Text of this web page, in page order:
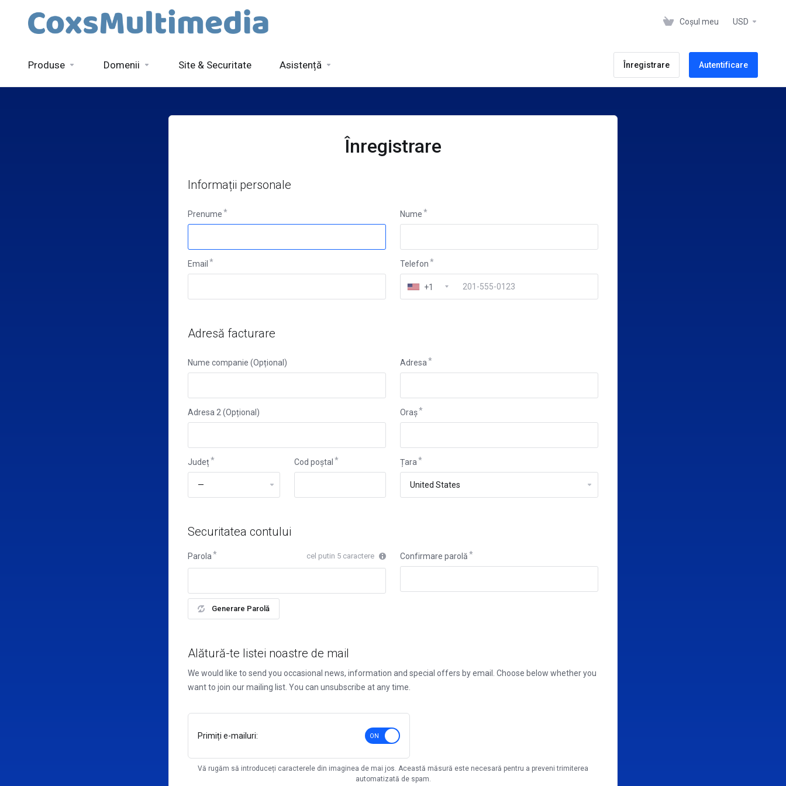
Coșul meu USD
Produse Domenii Site & Securitate Asistență Înregistrare Autentificare
Înregistrare
Informații personale
Prenume Nume
Email Telefon
+1
Adresă facturare
Nume companie (Opțional) Adresa
Adresa 2 (Opțional) Oraș
Județ Cod poștal Țara
Securitatea contului
Parola cel putin 5 caractere
Generare Parolă
Confirmare parolă
Alătură-te listei noastre de mail
We would like to send you occasional news, information and special offers by email. Choose below whether you
want to join our mailing list. You can unsubscribe at any time.
Primiți e-mailuri:
Vă rugăm să introduceți caracterele din imaginea de mai jos. Această măsură este necesară pentru a preveni trimiterea
automatizată de spam.